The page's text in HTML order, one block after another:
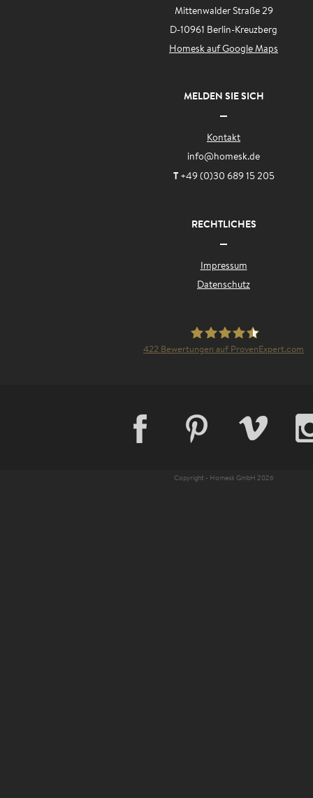
Mittenwalder Straße 29
D-10961 Berlin-Kreuzberg
Homesk auf Google Maps
MELDEN SIE SICH
Kontakt
info@homesk.de
T+49 (0)30 689 15 205
RECHTLICHES
Impressum
Datenschutz
422 Bewertungen auf ProvenExpert.com
Copyright - Homesk GmbH 2026